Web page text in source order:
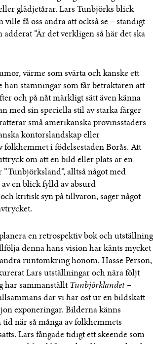
glädjetårar. Lars Tunbjörks blick
ville få oss andra att också se – ständigt
adderat ”Är det verkligen så här det ska
värme som svärta och kanske ett
han stämningar som får betraktaren att
och på nåt märkligt sätt även känna
med sin speciella stil av starka färger
små amerikanska provinsstäders
kontorslandskap eller
folkhemmet i födelsestaden Borås. Att
om att en bild eller plats är en
”Tunbjörksland”, alltså något med
en blick fylld av absurd
kritisk syn på tillvaron, säger något
en retrospektiv bok och utställning
denna hans vision har känts mycket
runtomkring honom. Hasse Person,
Lars utställningar och nära följt
har sammanställt Tunbjörklandet –
där vi har öst ur en bildskatt
exponeringar. Bilderna känns
när så många av folkhemmets
Lars fångade tidigt ett skeende som